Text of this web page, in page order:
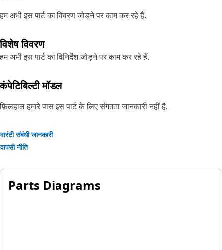
हम अभी इस पार्ट का विवरण जोड़ने पर काम कर रहे हैं.
विशेष विवरण
हम अभी इस पार्ट का विनिर्देश जोड़ने पर काम कर रहे हैं.
कंपेटिबिल्टी मॉडल
फ़िलहाल हमारे पास इस पार्ट के लिए संगतता जानकारी नहीं है.
वारंटी संबंधी जानकारी
वापसी नीति
Parts Diagrams